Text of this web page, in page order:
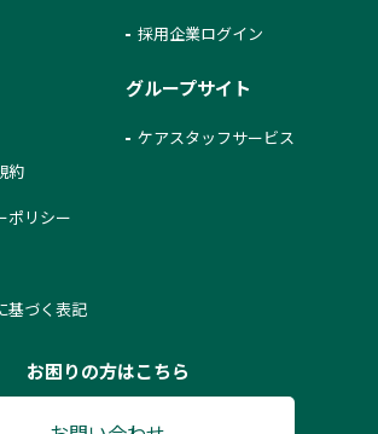
約
ポリシー
基づく表記
採用企業ログイン
グループサイト
ケアスタッフサービス
お困りの方はこちら